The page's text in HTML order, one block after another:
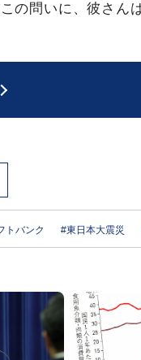
の問いに、彼さん
トバンク #東日本大震災